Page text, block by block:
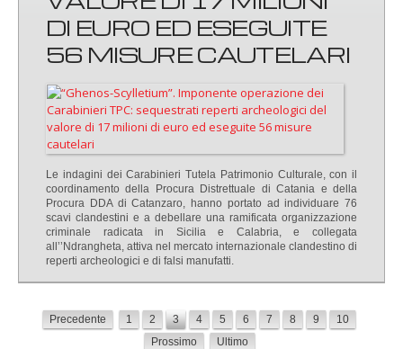
DI EURO ED ESEGUITE
56 MISURE CAUTELARI
Le indagini dei Carabinieri Tutela Patrimonio Culturale, con il
coordinamento della Procura Distrettuale di Catania e della
Procura DDA di Catanzaro, hanno portato ad individuare 76
scavi clandestini e a debellare una ramificata organizzazione
criminale radicata in Sicilia e Calabria, e collegata
all’’Ndrangheta, attiva nel mercato internazionale clandestino di
reperti archeologici e di falsi manufatti.
Precedente 1 2 3 4 5 6 7 8 9
10
Prossimo
Ultimo